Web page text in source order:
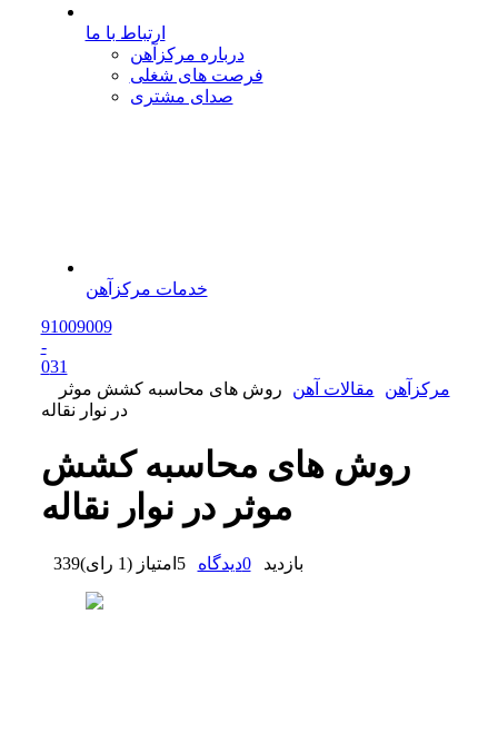
ارتباط با ما
درباره مرکزآهن
فرصت های شغلی
صدای مشتری
خدمات مرکزآهن
91009009
-
031
مرکزآهن
مقالات آهن
روش‌ های محاسبه کشش موثر
در نوار نقاله
روش‌ های محاسبه کشش
موثر در نوار نقاله
339 بازدید 0دیدگاه 5 امتیاز (1 رای )